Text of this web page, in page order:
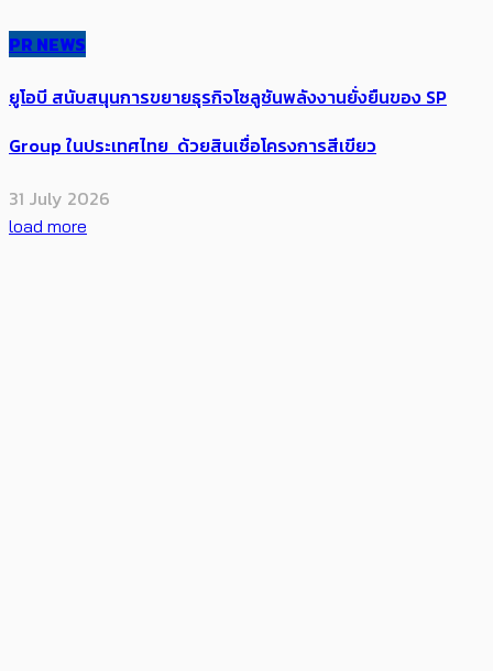
PR NEWS
ยูโอบี สนับสนุนการขยายธุรกิจโซลูชันพลังงานยั่งยืนของ SP
Group ในประเทศไทย ด้วยสินเชื่อโครงการสีเขียว
31 July 2026
load more